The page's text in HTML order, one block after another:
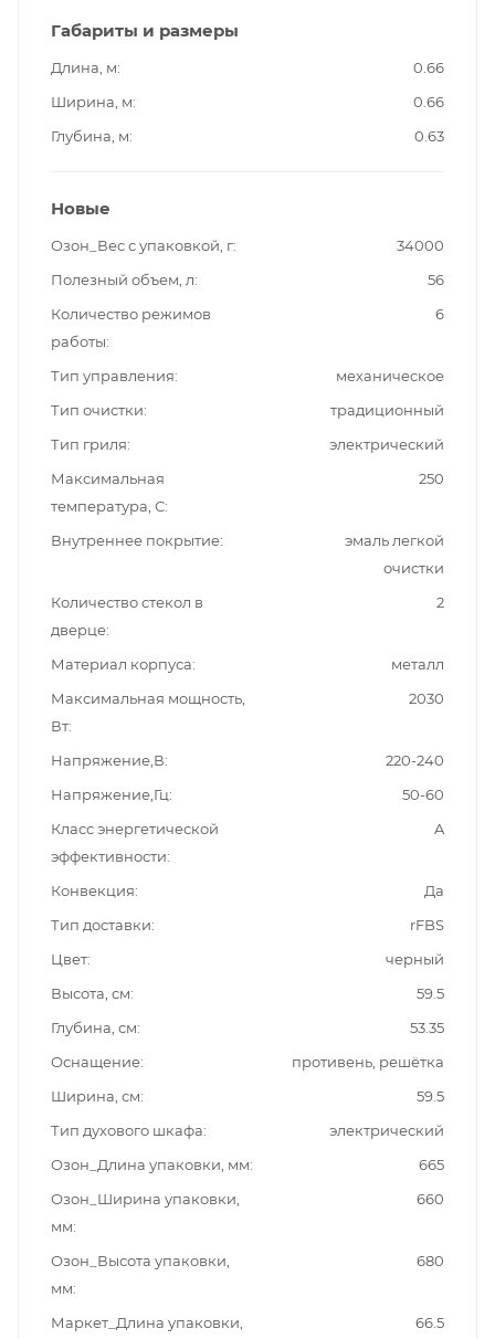
Габариты и размеры
Длина, м
0.66
Ширина, м
0.66
Глубина, м
0.63
Новые
Озон_Вес с упаковкой, г
34000
Полезный объем, л
56
Количество режимов
работы
6
Тип управления
механическое
Тип очистки
традиционный
Тип гриля
электрический
Максимальная
температура, С
250
Внутреннее покрытие
эмаль легкой
очистки
Количество стекол в
дверце
2
Материал корпуса
металл
Максимальная мощность,
Вт
2030
Напряжение,В
220-240
Напряжение,Гц
50-60
Класс энергетической
эффективности
A
Конвекция
Да
Тип доставки
rFBS
Цвет
черный
Высота, см
59.5
Глубина, см
53.35
Оснащение
противень, решётка
Ширина, см
59.5
Тип духового шкафа
электрический
Озон_Длина упаковки, мм
665
Озон_Ширина упаковки,
мм
660
Озон_Высота упаковки,
мм
680
Маркет_Длина упаковки,
66.5